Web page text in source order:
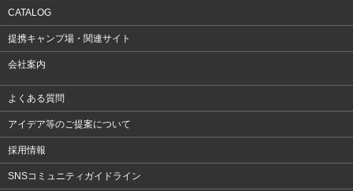
CATALOG
提携キャンプ場・関連サイト
会社案内
よくある質問
アイデア等のご提案について
採用情報
SNSコミュニティガイドライン